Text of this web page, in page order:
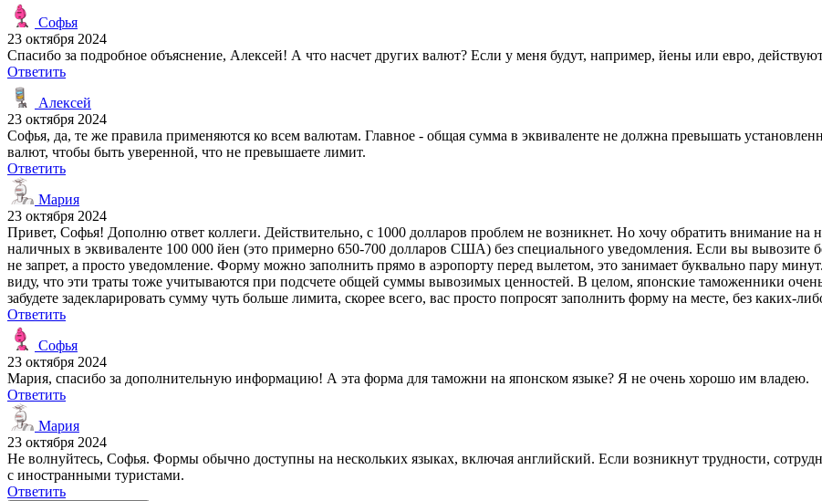
Софья
23 октября 2024
Спасибо за подробное объяснение, Алексей! А что насчет других валют? Если у меня будут, например, йены или евро,
Ответить
Алексей
23 октября 2024
Софья, да, те же правила применяются ко всем валютам. Главное - общая сумма в эквиваленте не должна превышать
валют, чтобы быть уверенной, что не превышаете лимит.
Ответить
Мария
23 октября 2024
Привет, Софья! Дополню ответ коллеги. Действительно, с 1000 долларов проблем не возникнет. Но хочу обратить внимание на
наличных в эквиваленте 100 000 йен (это примерно 650-700 долларов США) без специального уведомления. Если вы
не запрет, а просто уведомление. Форму можно заполнить прямо в аэропорту перед вылетом, это занимает буквально пару
виду, что эти траты тоже учитываются при подсчете общей суммы вывозимых ценностей. В целом, японские таможенники
забудете задекларировать сумму чуть больше лимита, скорее всего, вас просто попросят заполнить форму на месте, без каких-
Ответить
Софья
23 октября 2024
Мария, спасибо за дополнительную информацию! А эта форма для таможни на японском языке? Я не очень хорошо им владею.
Ответить
Мария
23 октября 2024
Не волнуйтесь, Софья. Формы обычно доступны на нескольких языках, включая английский. Если возникнут трудности,
с иностранными туристами.
Ответить